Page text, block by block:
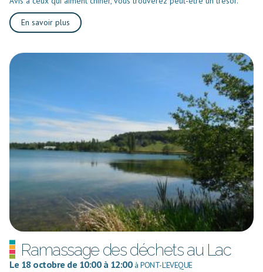
En savoir plus
Ramassage des déchets au Lac
Le 18 octobre de 10:00 à 12:00 à PONT-L'EVEQUE